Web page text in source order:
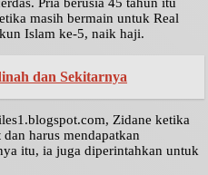
masih bermain untuk Real
Islam ke-5, naik haji.
dan Sekitarnya
Zidane ketika
harus mendapatkan
itu, ia juga diperintahkan untuk